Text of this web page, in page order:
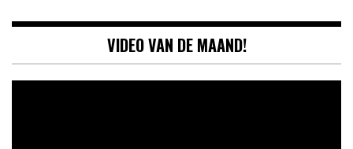
VIDEO VAN DE MAAND!